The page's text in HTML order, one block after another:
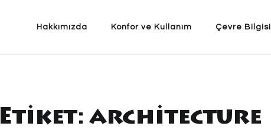
Hakkımızda Konfor ve Kullanım Çevre Bilgisi
Etiket: architecture